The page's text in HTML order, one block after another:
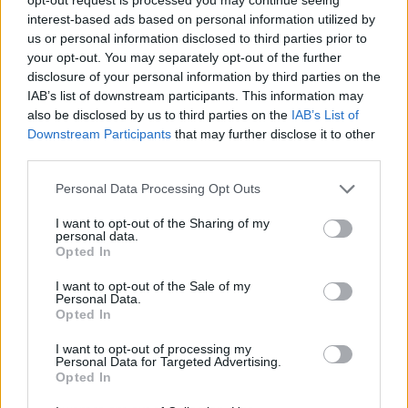
interest-based ads based on personal information utilized by
us or personal information disclosed to third parties prior to
your opt-out. You may separately opt-out of the further
disclosure of your personal information by third parties on the
IAB’s list of downstream participants. This information may
also be disclosed by us to third parties on the IAB’s List of
Downstream Participants that may further disclose it to other
Personal Data Processing Opt Outs
I want to opt-out of the Sharing of my
personal data.
Opted In
I want to opt-out of the Sale of my
Personal Data.
Opted In
I want to opt-out of processing my
Personal Data for Targeted Advertising.
Opted In
Prihajajoči dogodki
AVG
8
Poletni bolšji sejem
08:00
AVG
8
Spider-Man: Nov dan
18:00
8
Fuj, gosenica!
10:00
AVG Backrooms: Brez izhoda
Pretep v gostinskem lokalu v Velenju: 46-letnik
moškega udaril s steklenico in ga zabodel